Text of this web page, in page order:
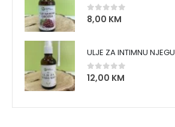
0 out of 5
8,00 KM
ULJE ZA INTIMNU NJEGU
0out of 5
12,00 KM